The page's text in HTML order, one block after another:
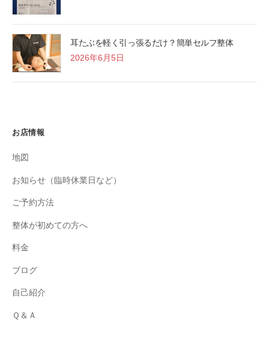
耳たぶを軽く引っ張るだけ？簡単セルフ整体
2026年6月5日
お店情報
地図
お知らせ（臨時休業日など）
ご予約方法
整体が初めての方へ
料金
ブログ
自己紹介
Ｑ＆Ａ